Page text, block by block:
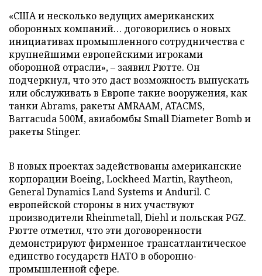
«США и несколько ведущих американских
оборонных компаний… договорились о новых
инициативах промышленного сотрудничества с
крупнейшими европейскими игроками
оборонной отрасли», – заявил Рютте. Он
подчеркнул, что это даст возможность выпускать
или обслуживать в Европе такие вооружения, как
танки Abrams, ракеты AMRAAM, ATACMS,
Barracuda 500M, авиабомбы Small Diameter Bomb и
ракеты Stinger.
В новых проектах задействованы американские
корпорации Boeing, Lockheed Martin, Raytheon,
General Dynamics Land Systems и Anduril. С
европейской стороны в них участвуют
производители Rheinmetall, Diehl и польская PGZ.
Рютте отметил, что эти договоренности
демонстрируют фирменное трансатлантическое
единство государств НАТО в оборонно-
промышленной сфере.